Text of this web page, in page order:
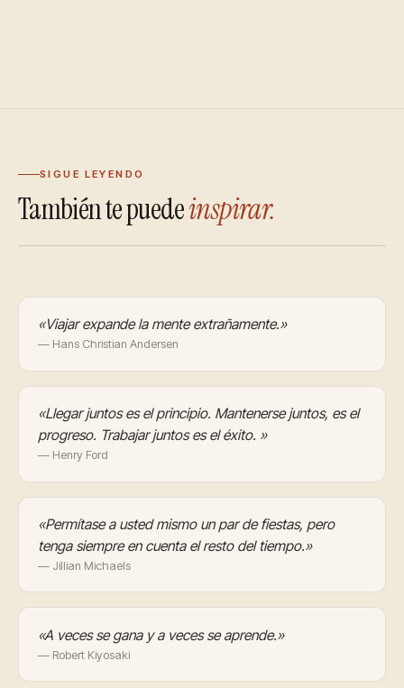
SIGUE LEYENDO
También te puedeinspirar.
«Viajar expande la mente extrañamente.»
— Hans Christian Andersen
«Llegar juntos es el principio. Mantenerse juntos, es el
progreso. Trabajar juntos es el éxito. »
— Henry Ford
«Permítase a usted mismo un par de fiestas, pero
tenga siempre en cuenta el resto del tiempo.»
— Jillian Michaels
«A veces se gana y a veces se aprende.»
— Robert Kiyosaki